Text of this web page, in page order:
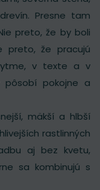
Presne tam
preto, že by boli
preto, že pracujú
v texte a v
pôsobí pokojne a
mäkší a hlbší
rastlinných
aj bez kvetu,
sa kombinujú s